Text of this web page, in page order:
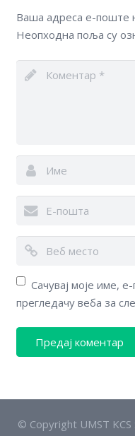
Novosti
Izdavaštvo
Edukacija
On-line edukacija
Ваша адреса е-поште
Неопходна поља су
Сачувај моје име,
прегледачу веба за
© Copyright UMST